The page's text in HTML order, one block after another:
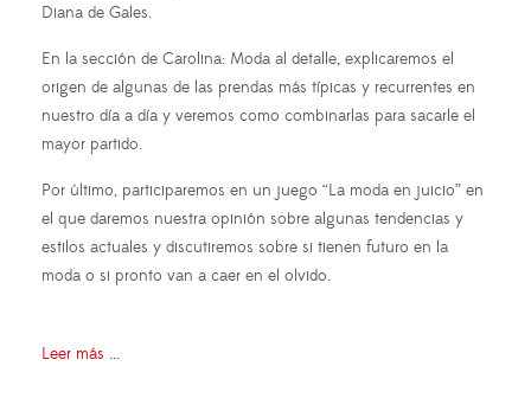
Diana de Gales.
En la sección de Carolina: Moda al detalle, explicaremos el
origen de algunas de las prendas más típicas y recurrentes en
nuestro día a día y veremos como combinarlas para sacarle el
mayor partido.
Por último, participaremos en un juego “La moda en juicio” en
el que daremos nuestra opinión sobre algunas tendencias y
estilos actuales y discutiremos sobre si tienen futuro en la
moda o si pronto van a caer en el olvido.
Leer más ...